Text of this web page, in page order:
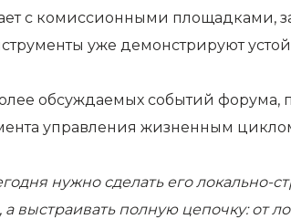
с комиссионными площадками,
уже демонстрируют
обсуждаемых событий форума,
управления жизненным
нужно сделать его локально-
полную цепочку: от